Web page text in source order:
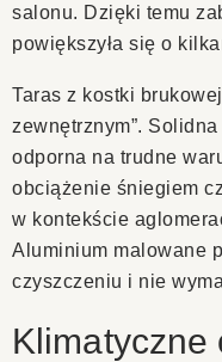
salonu. Dzięki temu
powiększyła się o
Taras z kostki
zewnętrznym”.
odporna na trudne
obciążenie śniegiem
w kontekście
Aluminium malowane
czyszczeniu i nie
Klimatyczne